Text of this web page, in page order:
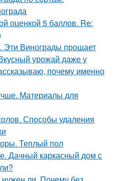
оценкой 5 баллов. Re:
Эти Винограды прощает
урожай даже у
почему именно
Материалы для
Способы удаления
Теплый пол
Дачный каркасный дом с